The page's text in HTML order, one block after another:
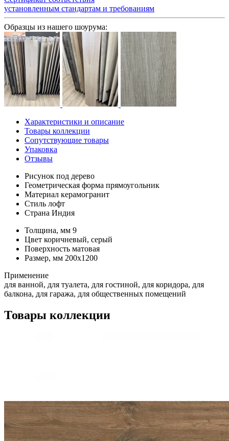
установленным стандартам и требованиям
Образцы из нашего шоурума:
Характеристики и описание
Товары коллекции
Сопутствующие товары
Упаковка
Отзывы
Рисунок под дерево
Геометрическая форма прямоугольник
Материал керамогранит
Стиль лофт
Страна Индия
Толщина, мм 9
Цвет коричневый, серый
Поверхность матовая
Размер, мм 200x1200
Применение
для ванной, для туалета, для гостиной, для коридора, для
балкона, для гаража, для общественных помещений
Товары коллекции